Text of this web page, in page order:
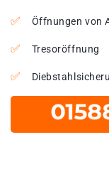
Öffnungen von
Tresoröffnung